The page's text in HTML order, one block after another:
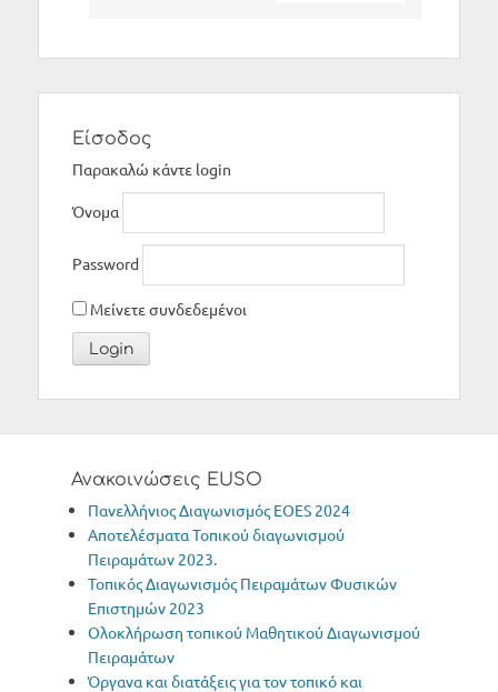
Είσοδος
Παρακαλώ κάντε login
Όνομα
Password
Μείνετε συνδεδεμένοι
Ανακοινώσεις EUSO
Πανελλήνιος Διαγωνισμός ΕΟΕS 2024
Αποτελέσματα Τοπικού διαγωνισμού
Πειραμάτων 2023.
Τοπικός Διαγωνισμός Πειραμάτων Φυσικών
Επιστημών 2023
Oλοκλήρωση τοπικού Μαθητικού Διαγωνισμού
Πειραμάτων
Όργανα και διατάξεις για τον τοπικό και